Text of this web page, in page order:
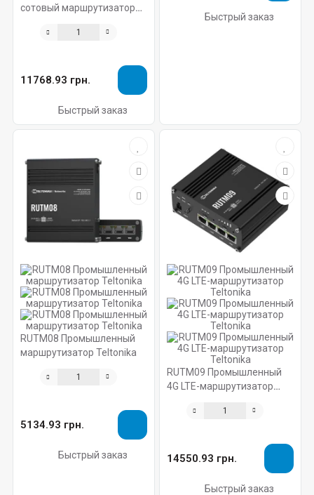
сотовый маршрутизатор
11768.93 грн.
Быстрый заказ
Быстрый заказ
RUTM08 Промышленный
маршрутизатор Teltonika
5134.93 грн.
Быстрый заказ
RUTM09 Промышленный
4G LTE-маршрутизатор
14550.93 грн.
Быстрый заказ